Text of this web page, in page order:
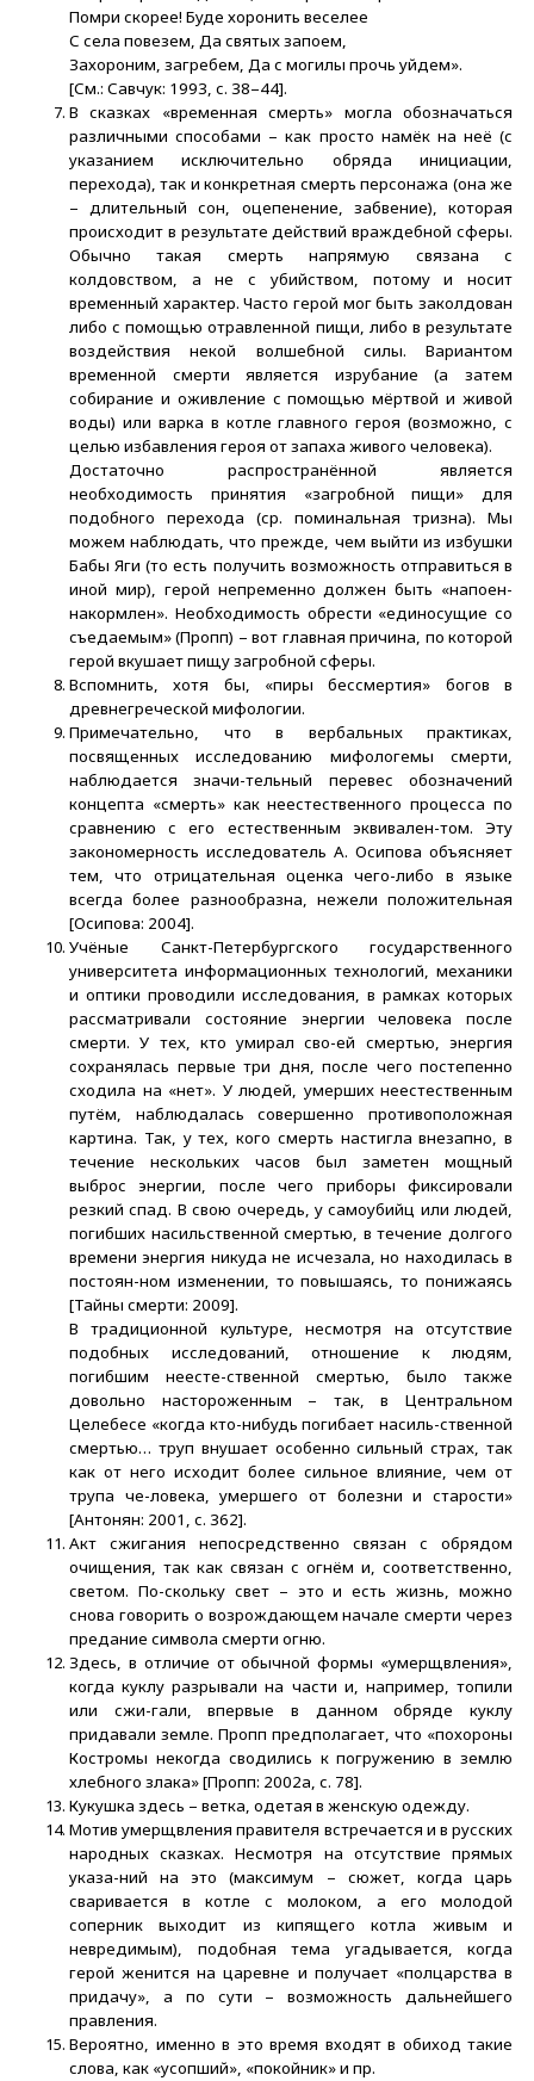
Помри скорее! Буде хоронить веселее
С села повезем, Да святых запоем,
Захороним, загребем, Да с могилы прочь уйдем».
[См.: Савчук: 1993, с. 38–44].
В сказках «временная смерть» могла обозначаться
различными способами – как просто намёк на неё (с
указанием исключительно обряда инициации,
перехода), так и конкретная смерть персонажа (она же
– длительный сон, оцепенение, забвение), которая
происходит в результате действий враждебной сферы.
Обычно такая смерть напрямую связана с
колдовством, а не с убийством, потому и носит
временный характер. Часто герой мог быть заколдован
либо с помощью отравленной пищи, либо в результате
воздействия некой волшебной силы. Вариантом
временной смерти является изрубание (а затем
собирание и оживление с помощью мёртвой и живой
воды) или варка в котле главного героя (возможно, с
целью избавления героя от запаха живого человека).
Достаточно распространённой является
необходимость принятия «загробной пищи» для
подобного перехода (ср. поминальная тризна). Мы
можем наблюдать, что прежде, чем выйти из избушки
Бабы Яги (то есть получить возможность отправиться в
иной мир), герой непременно должен быть «напоен-
накормлен». Необходимость обрести «единосущие со
съедаемым» (Пропп) – вот главная причина, по которой
герой вкушает пищу загробной сферы.
Вспомнить, хотя бы, «пиры бессмертия» богов в
древнегреческой мифологии.
Примечательно, что в вербальных практиках,
посвященных исследованию мифологемы смерти,
наблюдается значи-тельный перевес обозначений
концепта «смерть» как неестественного процесса по
сравнению с его естественным эквивален-том. Эту
закономерность исследователь А. Осипова объясняет
тем, что отрицательная оценка чего-либо в языке
всегда более разнообразна, нежели положительная
[Осипова: 2004].
Учёные Санкт-Петербургского государственного
университета информационных технологий, механики
и оптики проводили исследования, в рамках которых
рассматривали состояние энергии человека после
смерти. У тех, кто умирал сво-ей смертью, энергия
сохранялась первые три дня, после чего постепенно
сходила на «нет». У людей, умерших неестественным
путём, наблюдалась совершенно противоположная
картина. Так, у тех, кого смерть настигла внезапно, в
течение нескольких часов был заметен мощный
выброс энергии, после чего приборы фиксировали
резкий спад. В свою очередь, у самоубийц или людей,
погибших насильственной смертью, в течение долгого
времени энергия никуда не исчезала, но находилась в
постоян-ном изменении, то повышаясь, то понижаясь
[Тайны смерти: 2009].
В традиционной культуре, несмотря на отсутствие
подобных исследований, отношение к людям,
погибшим неесте-ственной смертью, было также
довольно настороженным – так, в Центральном
Целебесе «когда кто-нибудь погибает насиль-ственной
смертью… труп внушает особенно сильный страх, так
как от него исходит более сильное влияние, чем от
трупа че-ловека, умершего от болезни и старости»
[Антонян: 2001, с. 362].
Акт сжигания непосредственно связан с обрядом
очищения, так как связан с огнём и, соответственно,
светом. По-скольку свет – это и есть жизнь, можно
снова говорить о возрождающем начале смерти через
предание символа смерти огню.
Здесь, в отличие от обычной формы «умерщвления»,
когда куклу разрывали на части и, например, топили
или сжи-гали, впервые в данном обряде куклу
придавали земле. Пропп предполагает, что «похороны
Костромы некогда сводились к погружению в землю
хлебного злака» [Пропп: 2002а, с. 78].
Кукушка здесь – ветка, одетая в женскую одежду.
Мотив умерщвления правителя встречается и в русских
народных сказках. Несмотря на отсутствие прямых
указа-ний на это (максимум – сюжет, когда царь
сваривается в котле с молоком, а его молодой
соперник выходит из кипящего котла живым и
невредимым), подобная тема угадывается, когда
герой женится на царевне и получает «полцарства в
придачу», а по сути – возможность дальнейшего
правления.
Вероятно, именно в это время входят в обиход такие
слова, как «усопший», «покойник» и пр.